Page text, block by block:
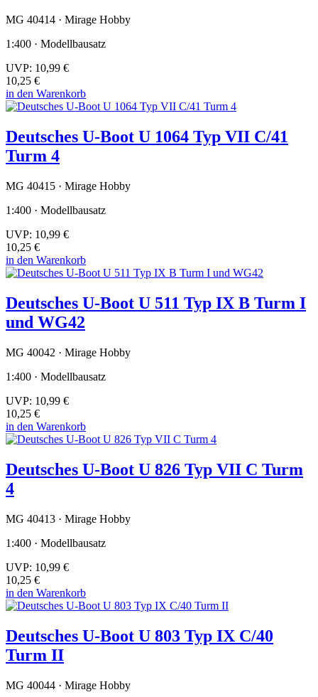
MG 40414 · Mirage Hobby
1:400 · Modellbausatz
UVP: 10,99 €
10,25 €
in den Warenkorb
Deutsches U-Boot U 1064 Typ VII C/41
Turm 4
MG 40415 · Mirage Hobby
1:400 · Modellbausatz
UVP: 10,99 €
10,25 €
in den Warenkorb
Deutsches U-Boot U 511 Typ IX B Turm I
und WG42
MG 40042 · Mirage Hobby
1:400 · Modellbausatz
UVP: 10,99 €
10,25 €
in den Warenkorb
Deutsches U-Boot U 826 Typ VII C Turm
4
MG 40413 · Mirage Hobby
1:400 · Modellbausatz
UVP: 10,99 €
10,25 €
in den Warenkorb
Deutsches U-Boot U 803 Typ IX C/40
Turm II
MG 40044 · Mirage Hobby